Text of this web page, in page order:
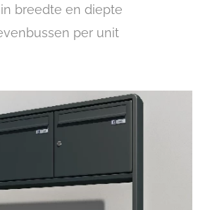
breedte en diepte
per unit